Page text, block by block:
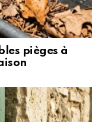
pièges à